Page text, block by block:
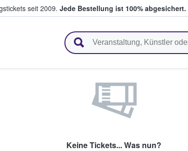
seit 2009. Jede Bestellung ist 100% abgesichert.
& verkaufen
Keine Tickets... Was nun?